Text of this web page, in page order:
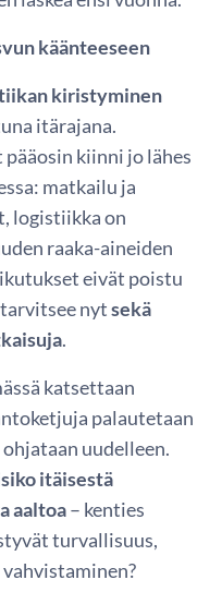
käänteeseen
kiristyminen
itärajana.
kiinni jo lähes
matkailu ja
logistiikka on
raaka-aineiden
eivät poistu
nytsekä
.
katsettaan
palautetaan
uudelleen.
itäisestä
aaltoa– kenties
turvallisuus,